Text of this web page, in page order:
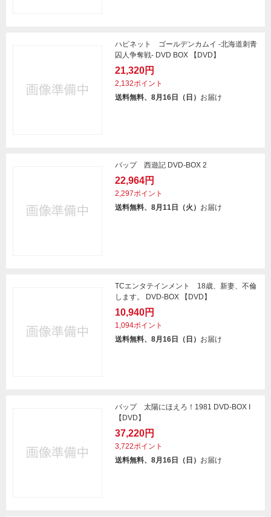
ハピネット ゴールデンカムイ -北海道刺青
囚人争奪戦- DVD BOX 【DVD】
21,320円
2,132ポイント
送料無料、8月16日（日） お届け
バップ 西遊記 DVD-BOX 2
22,964円
2,297ポイント
送料無料、8月11日（火） お届け
TCエンタテインメント 18歳、新妻、不倫
します。 DVD-BOX 【DVD】
10,940円
1,094ポイント
送料無料、8月16日（日） お届け
バップ 太陽にほえろ！1981 DVD-BOX I
【DVD】
37,220円
3,722ポイント
送料無料、8月16日（日） お届け